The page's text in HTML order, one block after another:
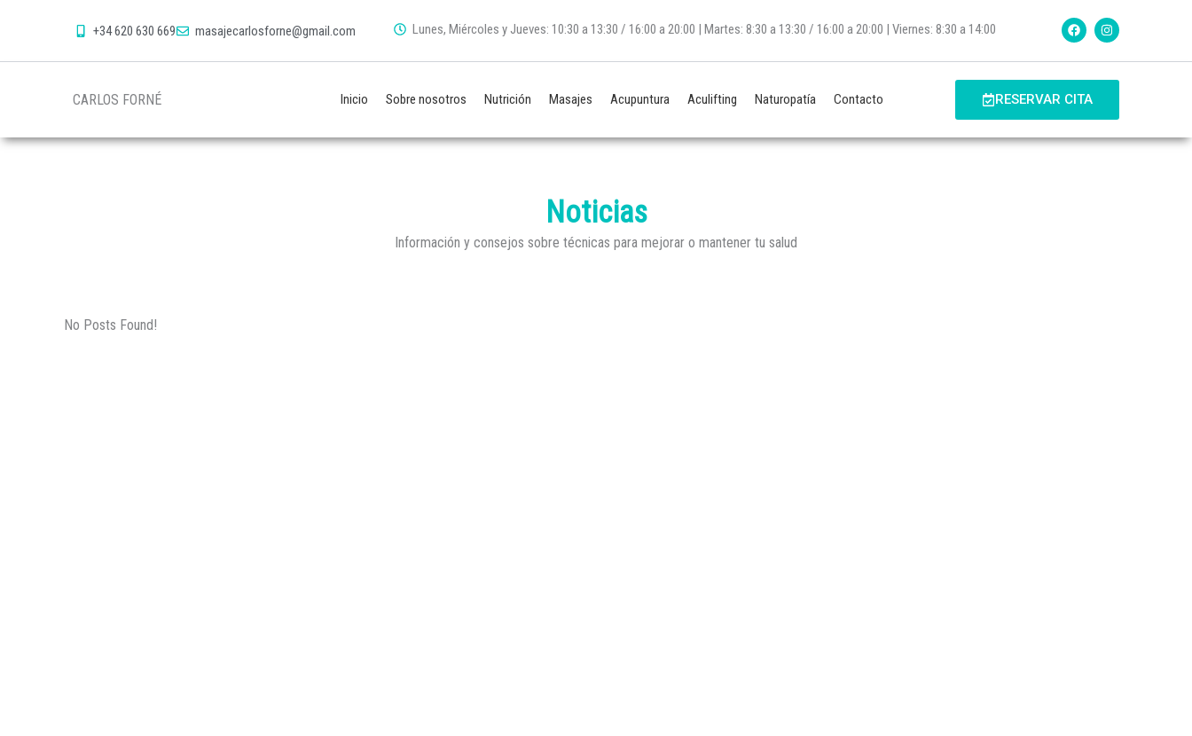
+34 620 630 669 masajecarlosforne@gmail.com Lunes, Miércoles y Jueves: 10:30 a 13:30 / 16:00 a 20:00 | Martes: 8:30 a 13:30 / 16:00 a 20:00 | Viernes: 8:30 a 14:00
F
a
e
o
I
n
t
m
CARLOS FORNÉ Inicio Sobre nosotros Nutrición Masajes Acupuntura Aculifting Naturopatía Contacto RESERVAR CITA
Noticias
Información y consejos sobre técnicas para mejorar o mantener tu salud
No Posts Found!